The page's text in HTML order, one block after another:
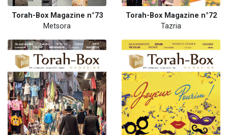
Torah-Box Magazine n°73
Metsora
Torah-Box Magazine n°72
Tazria